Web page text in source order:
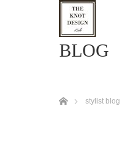
TOP
BLOG
stylist blog